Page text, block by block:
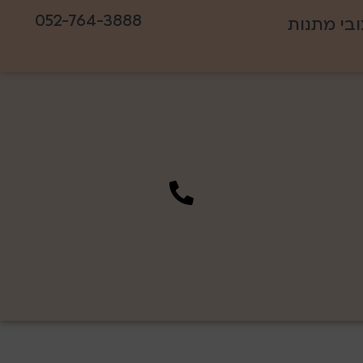
מתנות
052-764-3888